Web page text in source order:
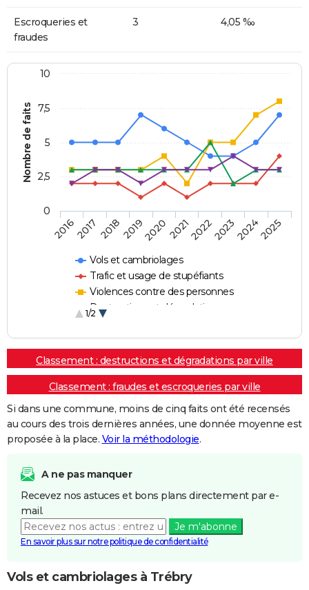
Escroqueries et
fraudes
3 4,05 ‰
Nombre de faits
Vols et cambriolages
Trafic et usage de stupéfiants
Violences contre des personnes
Destructions et dégradations
1/2
20162017 20182019202020212022202320242025
0
2,5
5
7,5
10
Classement : destructions et dégradations par ville
Classement : fraudes et escroqueries par ville
Si dans une commune, moins de cinq faits ont été recensés
au cours des trois dernières années, une donnée moyenne est
proposée à la place. Voir la méthodologie.
A ne pas manquer
Recevez nos astuces et bons plans directement par e-
mail.
Je m'abonne
En savoir plus sur notre politique de confidentialité
Vols et cambriolages à Trébry